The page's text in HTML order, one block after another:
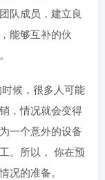
队成员，建立良
能够互补的伙
候，很多人可能
，情况就会变得
一个意外的设备
。所以， 你在预
况的准备。